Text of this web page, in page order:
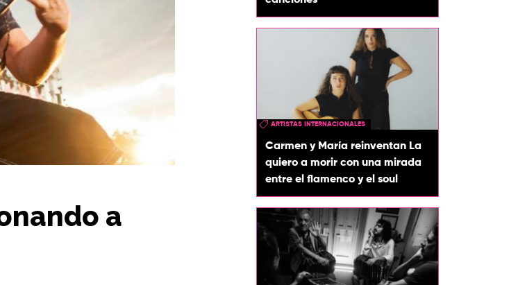
a
ARTISTAS INTERNACIONALES
Carmen y María reinventan La
quiero a morir con una mirada
entre el flamenco y el soul